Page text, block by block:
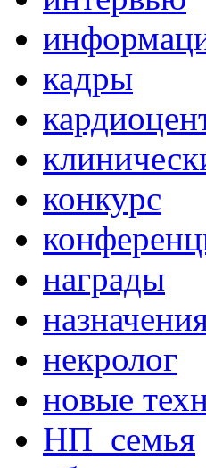
кадры
конкурс
награды
некролог
новые
НП_семья